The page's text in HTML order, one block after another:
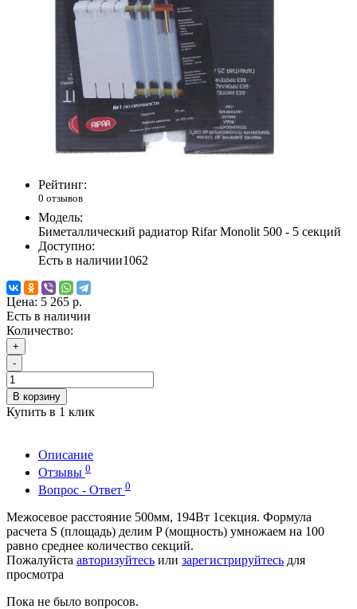
Рейтинг:
0 отзывов
Модель:
Биметаллический радиатор Rifar Monolit 500 - 5 секций
Доступно:
Есть в наличии1062
Цена: 5 265 р.
Есть в наличии
Количество:
+
-
В корзину
Купить в 1 клик
Описание
Отзывы 0
Вопрос - Ответ 0
Межосевое расстояние 500мм, 194Вт 1секция. Формула
расчета S (площадь) делим P (мощность) умножаем на 100
равно среднее количество секций.
Пожалуйста авторизуйтесь или зарегистрируйтесь для
просмотра
Пока не было вопросов.